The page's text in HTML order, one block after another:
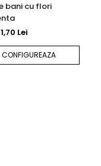
bani cu flori
Lei
CONFIGUREAZA